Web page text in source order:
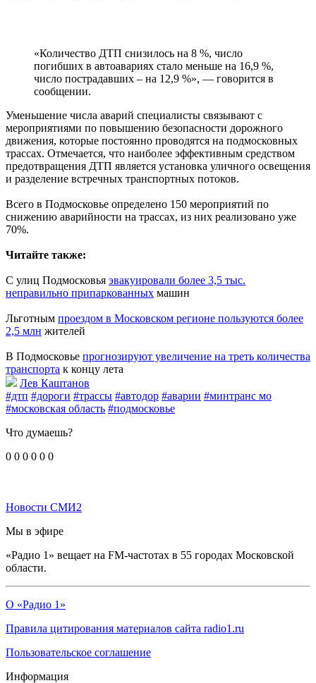
«Количество ДТП снизилось на 8 %, число
погибших в автоавариях стало меньше на 16,9 %,
число пострадавших ‒ на 12,9 %», — говорится в
сообщении.
Уменьшение числа аварий специалисты связывают с
мероприятиями по повышению безопасности дорожного
движения, которые постоянно проводятся на подмосковных
трассах. Отмечается, что наиболее эффективным средством
предотвращения ДТП является установка уличного освещения
и разделение встречных транспортных потоков.
Всего в Подмосковье определено 150 мероприятий по
снижению аварийности на трассах, из них реализовано уже
70%.
Читайте также:
С улиц Подмосковья эвакуировали более 3,5 тыс.
неправильно припаркованных машин
Льготным проездом в Московском регионе пользуются более
2,5 млн жителей
В Подмосковье прогнозируют увеличение на треть количества
транспорта к концу лета
Лев Каштанов
#дтп #дороги #трассы #автодор #аварии #минтранс мо
#московская область #подмосковье
Что думаешь?
0 0 0 0 0 0
Новости СМИ2
Мы в эфире
«Радио 1» вещает на FM-частотах в 55 городах Московской
области.
О «Радио 1»
Правила цитирования материалов сайта radio1.ru
Пользовательское соглашение
Информация